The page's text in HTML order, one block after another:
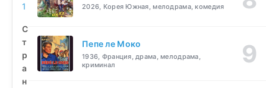
1
С
т
р
а
н
2026, Корея Южная, мелодрама, комедия
Пепе ле Моко
1936, Франция, драма, мелодрама,
криминал